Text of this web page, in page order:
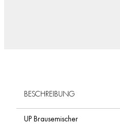
BESCHREIBUNG
UP Brausemischer